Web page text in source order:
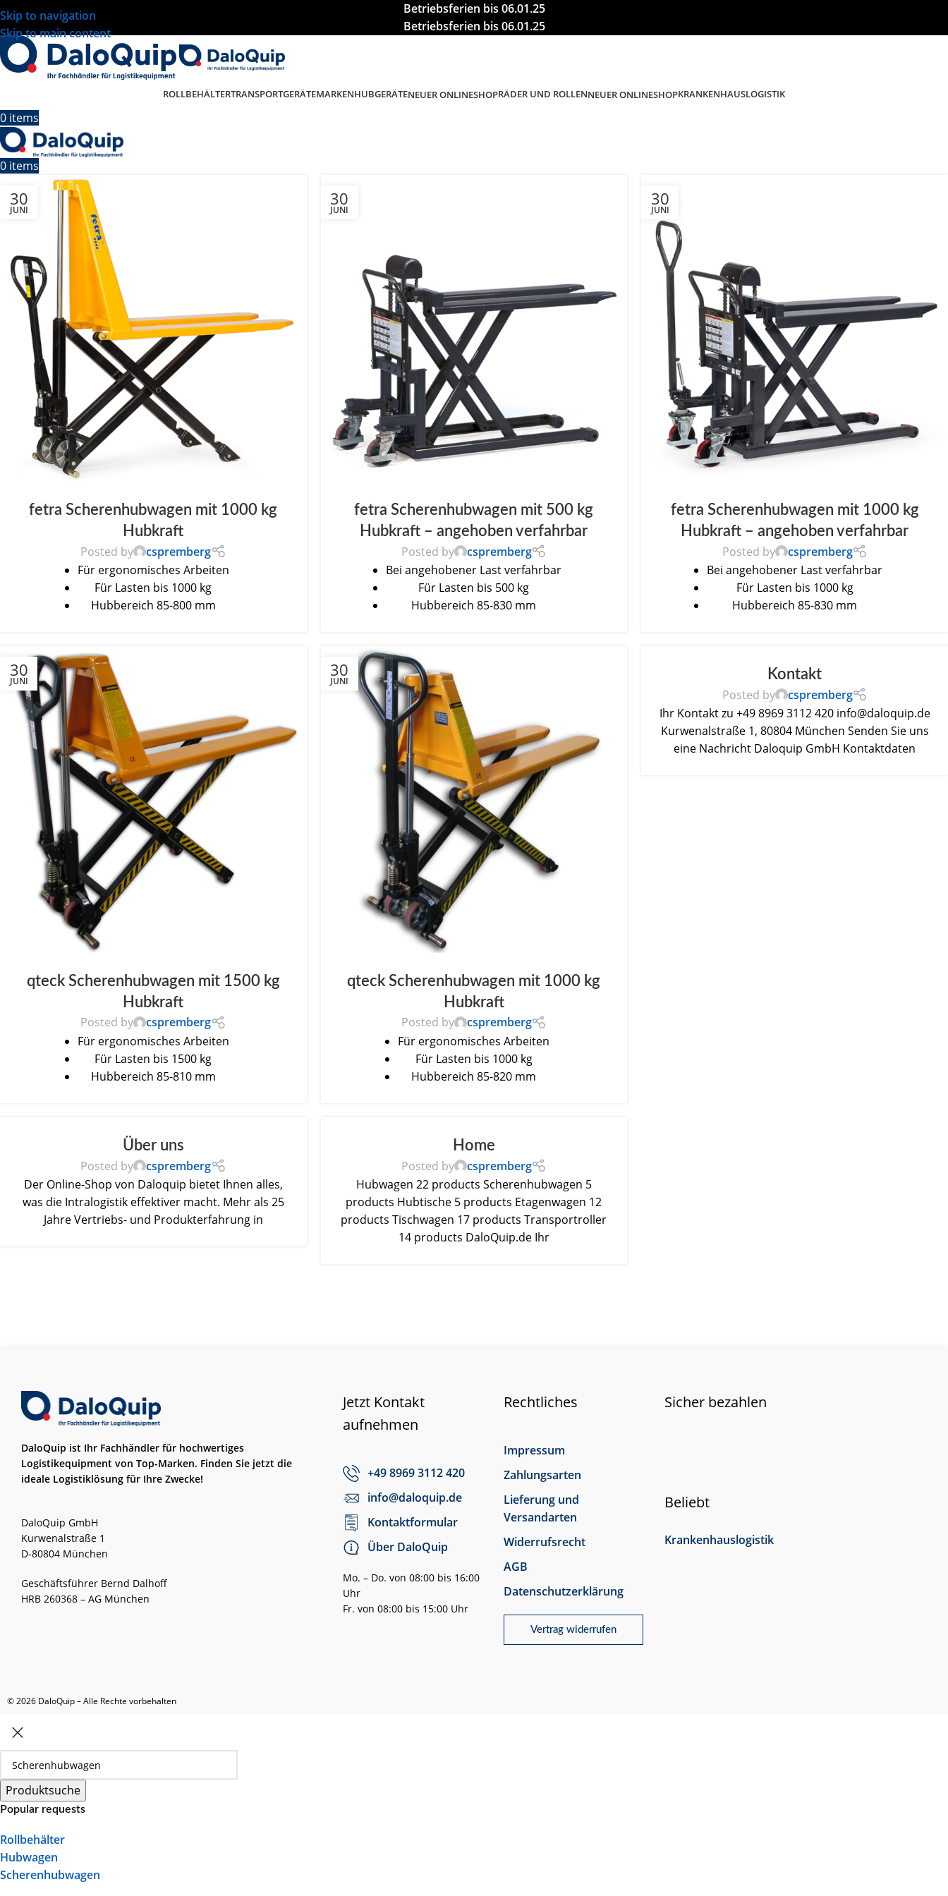
Skip to navigation
Skip to main content
Betriebsferien bis 06.01.25
Betriebsferien bis 06.01.25
ROLLBEHÄLTERTRANSPORTGERÄTEMARKENHUBGERÄTENEUER ONLINESHOPRÄDER UND ROLLENNEUER ONLINESHOPKRANKENHAUSLOGISTIK
0 items
0 items
30
JUNI
fetra Scherenhubwagen mit 1000 kg
Hubkraft
Posted by
cspremberg
Für ergonomisches Arbeiten
Für Lasten bis 1000 kg
Hubbereich 85-800 mm
30
JUNI
fetra Scherenhubwagen mit 500 kg
Hubkraft – angehoben verfahrbar
Posted by
cspremberg
Bei angehobener Last verfahrbar
Für Lasten bis 500 kg
Hubbereich 85-830 mm
30
JUNI
fetra Scherenhubwagen mit 1000 kg
Hubkraft – angehoben verfahrbar
Posted by
cspremberg
Bei angehobener Last verfahrbar
Für Lasten bis 1000 kg
Hubbereich 85-830 mm
30
JUNI
qteck Scherenhubwagen mit 1500 kg
Hubkraft
Posted by
cspremberg
Für ergonomisches Arbeiten
Für Lasten bis 1500 kg
Hubbereich 85-810 mm
30
JUNI
qteck Scherenhubwagen mit 1000 kg
Hubkraft
Posted by
cspremberg
Für ergonomisches Arbeiten
Für Lasten bis 1000 kg
Hubbereich 85-820 mm
Kontakt
Posted by
cspremberg
Ihr Kontakt zu +49 8969 3112 420 info@daloquip.de
Kurwenalstraße 1, 80804 München Senden Sie uns
eine Nachricht Daloquip GmbH Kontaktdaten
Über uns
Posted by
cspremberg
Der Online-Shop von Daloquip bietet Ihnen alles,
was die Intralogistik effektiver macht. Mehr als 25
Jahre Vertriebs- und Produkterfahrung in
Home
Posted by
cspremberg
Hubwagen 22 products Scherenhubwagen 5
products Hubtische 5 products Etagenwagen 12
products Tischwagen 17 products Transportroller
14 products DaloQuip.de Ihr
DaloQuip ist Ihr Fachhändler für hochwertiges
Logistikequipment von Top-Marken. Finden Sie jetzt die
ideale Logistiklösung für Ihre Zwecke!
DaloQuip GmbH
Kurwenalstraße 1
D-80804 München
Geschäftsführer Bernd Dalhoff
HRB 260368 – AG München
Jetzt Kontakt
aufnehmen
+49 8969 3112 420
info@daloquip.de
Kontaktformular
Über DaloQuip
Mo. – Do. von 08:00 bis 16:00
Uhr
Fr. von 08:00 bis 15:00 Uhr
Rechtliches
Impressum
Zahlungsarten
Lieferung und
Versandarten
Widerrufsrecht
AGB
Datenschutzerklärung
Vertrag widerrufen
Sicher bezahlen
Beliebt
Krankenhauslogistik
© 2026 DaloQuip – Alle Rechte vorbehalten
Produktsuche
Popular requests
Rollbehälter
Hubwagen
Scherenhubwagen